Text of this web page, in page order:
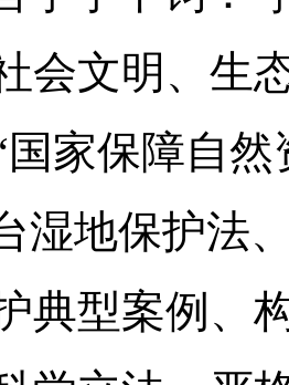
会文明、生
家保障自
湿地保护法
典型案例、